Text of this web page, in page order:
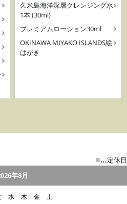
久米島海洋深層クレンジング水
1本 (30ml)
プレミアムローション30ml
OKINAWA MIYAKO ISLANDS絵
はがき
■…定休日
年8月
水 木 金
土